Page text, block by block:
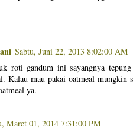
Sabtu, Juni 22, 2013 8:02:00 AM
roti gandum ini sayangnya
Kalau mau pakai oatmeal mungkin
ya.
Maret 01, 2014 7:31:00 PM